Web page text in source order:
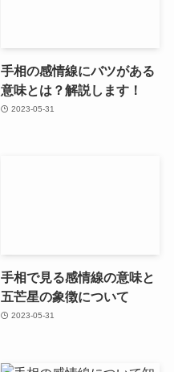
手相の感情線にバツがある
意味とは？解説します！
2023-05-31
手相で見る感情線の意味と
五芒星の象徴について
2023-05-31